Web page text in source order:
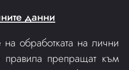
данни
обработката на лични
правила препращат към